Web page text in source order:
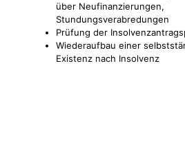
über Neufinanzierungen,
Stundungsverabredungen
Prüfung der
Wiederaufbau einer
Existenz nach Insolvenz